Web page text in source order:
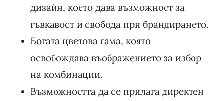
дизайн, което дава възможност за
гъвкавост и свобода при брандирането.
Богата цветова гама, която
освобождава въображението за избор
на комбинации.
Възможността да се прилага директен